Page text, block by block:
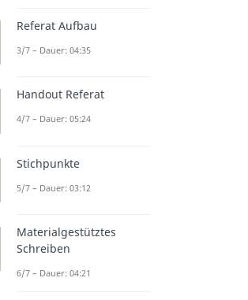
Referat Aufbau
3/7 – Dauer: 04:35
Handout Referat
4/7 – Dauer: 05:24
Stichpunkte
5/7 – Dauer: 03:12
Materialgestütztes
Schreiben
6/7 – Dauer: 04:21